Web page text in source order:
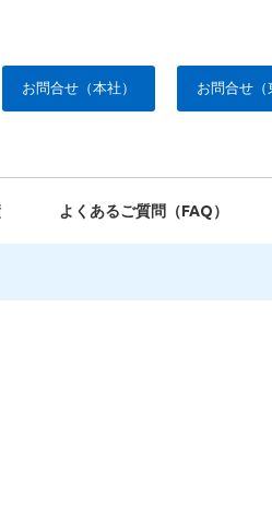
お問合せ（本社） お問合せ（
よくあるご質問（FAQ）